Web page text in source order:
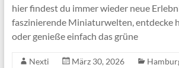
hier findest du immer wieder neue
faszinierende Miniaturwelten, entdecke
oder genieße einfach das grüne
Nexti März 30, 2026